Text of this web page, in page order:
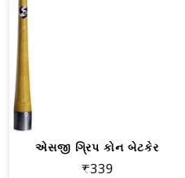
એસજી ગ્રિપ કોન બેટકેર
₹339